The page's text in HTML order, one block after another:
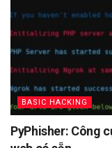
BASIC HACKING
PyPhisher: Công